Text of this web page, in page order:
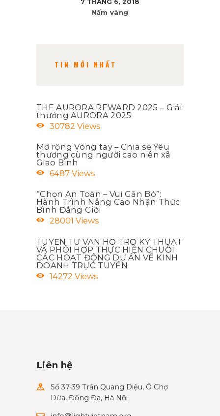
7 THÁNG 6, 2018
Nấm vàng
TIN MỚI NHẤT
THE AURORA REWARD 2025 – Giải
thưởng AURORA 2025
30782 Views
Mở rộng Vòng tay – Chia sẻ Yêu
thương cùng người cao niên xã
Giao Bình
6487 Views
“Chọn An Toàn – Vui Gắn Bó”:
Hành Trình Nâng Cao Nhận Thức
Bình Đẳng Giới
28001 Views
TUYỂN TƯ VẤN HỖ TRỢ KỸ THUẬT
VÀ PHÔI HỢP THỰC HIỆN CHUỖI
CÁC HOẠT ĐỘNG DỰ ÁN VỀ KINH
DOANH TRỰC TUYẾN
14272 Views
Liên hệ
Số 37-39 Trần Quang Diệu, Ô Chợ
Dừa, Đống Đa, Hà Nội